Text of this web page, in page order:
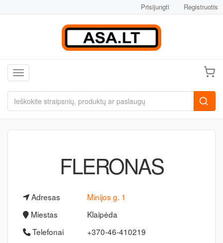
Prisijungti Registruotis
Toggle navigation
FLERONAS
Adresas
Minijos g. 1
Miestas
Klaipėda
Telefonai
+370-46-410219